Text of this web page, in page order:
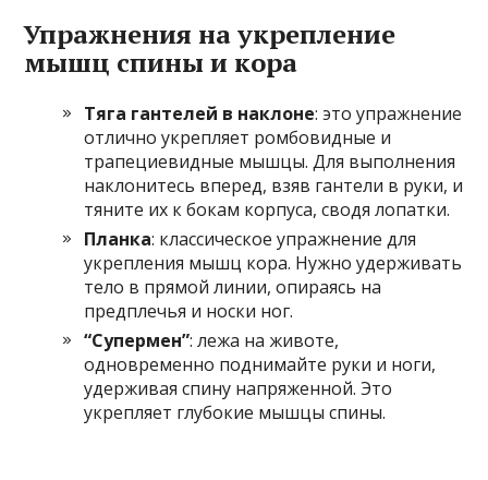
Упражнения на укрепление
мышц спины и кора
Тяга гантелей в наклоне: это упражнение
отлично укрепляет ромбовидные и
трапециевидные мышцы. Для выполнения
наклонитесь вперед, взяв гантели в руки, и
тяните их к бокам корпуса, сводя лопатки.
Планка: классическое упражнение для
укрепления мышц кора. Нужно удерживать
тело в прямой линии, опираясь на
предплечья и носки ног.
“Супермен”: лежа на животе,
одновременно поднимайте руки и ноги,
удерживая спину напряженной. Это
укрепляет глубокие мышцы спины.